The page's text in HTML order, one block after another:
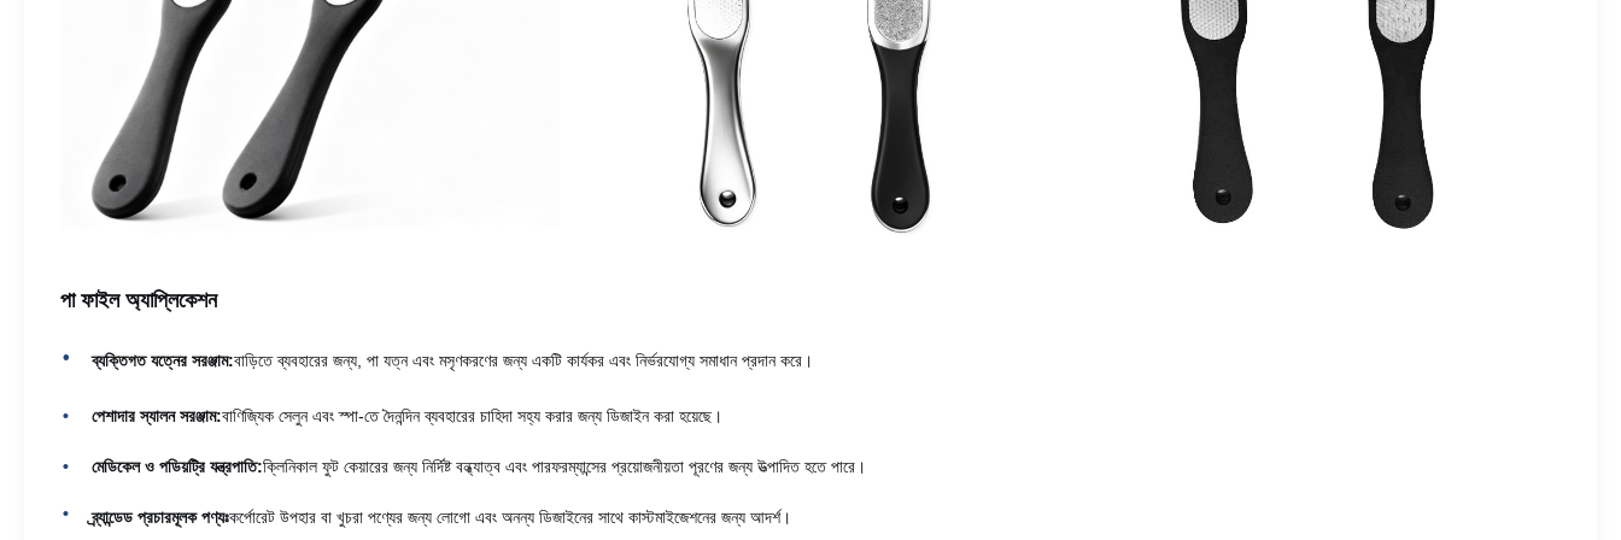
পা ফাইল অ্যাপ্লিকেশন
ব্যক্তিগত যত্নের সরঞ্জাম:বাড়িতে ব্যবহারের জন্য, পা যত্ন এবং মসৃণকরণের জন্য একটি কার্যকর এবং নির্ভরযোগ্য সমাধান প্রদান করে।
পেশাদার স্যালন সরঞ্জাম:বাণিজ্যিক সেলুন এবং স্পা-তে দৈনন্দিন ব্যবহারের চাহিদা সহ্য করার জন্য ডিজাইন করা হয়েছে।
মেডিকেল ও পডিয়ট্রি যন্ত্রপাতি:ক্লিনিকাল ফুট কেয়ারের জন্য নির্দিষ্ট বন্ধ্যাত্ব এবং পারফরম্যান্সের প্রয়োজনীয়তা পূরণের জন্য উত্পাদিত হতে পারে।
ব্র্যান্ডেড প্রচারমূলক পণ্যঃকর্পোরেট উপহার বা খুচরা পণ্যের জন্য লোগো এবং অনন্য ডিজাইনের সাথে কাস্টমাইজেশনের জন্য আদর্শ।